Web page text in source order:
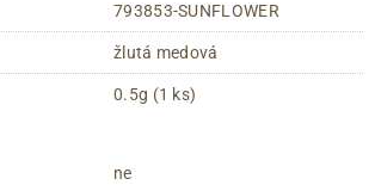
793853-SUNFLOWER
žlutá medová
0.5g (1 ks)
ne